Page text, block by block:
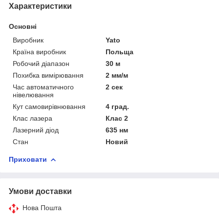
Характеристики
Основні
Виробник
Yato
Країна виробник
Польща
Робочий діапазон
30 м
Похибка вимірювання
2 мм/м
Час автоматичного
нівелювання
2 сек
Кут самовирівнювання
4 град.
Клас лазера
Клас 2
Лазерний діод
635 нм
Стан
Новий
Приховати
Умови доставки
Нова Пошта